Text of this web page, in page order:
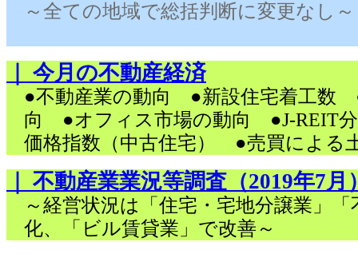
～全ての地域で総括判断に変更なし～
｜ 今月の不動産経済
●不動産業の動向 ●新設住宅着工数
向 ●オフィス市場の動向 ●J-REIT
価格指数（中古住宅） ●売買による
｜ 不動産業業況等調査（2019年7月
～経営状況は「住宅・宅地分譲業」
化、「ビル賃貸業」で改善～